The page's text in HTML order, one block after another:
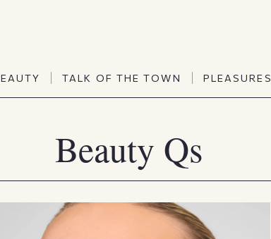
Travel & Life
TALK OF THE TOWN PLEASURES
TALK OF THE TOWN
Beauty Qs